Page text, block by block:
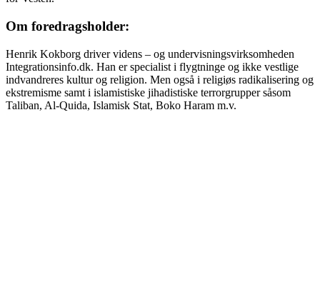
Om foredragsholder:
Henrik Kokborg driver videns – og undervisningsvirksomheden
Integrationsinfo.dk. Han er specialist i flygtninge og ikke vestlige
indvandreres kultur og religion. Men også i religiøs radikalisering og
ekstremisme samt i islamistiske jihadistiske terrorgrupper såsom
Taliban, Al-Quida, Islamisk Stat, Boko Haram m.v.